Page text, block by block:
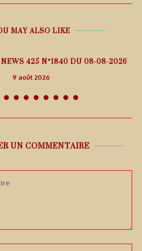
MAY ALSO LIKE
425 N°1840 DU 08-08-2026
9 août 2026
UN COMMENTAIRE